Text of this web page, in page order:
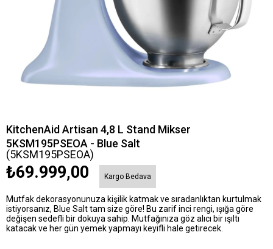
KitchenAid Artisan 4,8 L Stand Mikser
5KSM195PSEOA - Blue Salt
(5KSM195PSEOA)
₺69.999,00 Kargo Bedava
Mutfak dekorasyonunuza kişilik katmak ve sıradanlıktan kurtulmak
istiyorsanız, Blue Salt tam size göre! Bu zarif inci rengi, ışığa göre
değişen sedefli bir dokuya sahip. Mutfağınıza göz alıcı bir ışıltı
katacak ve her gün yemek yapmayı keyifli hale getirecek.